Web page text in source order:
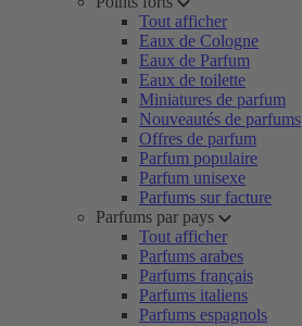
Tout afficher
Eaux de Cologne
Eaux de Parfum
Eaux de toilette
Miniatures de parfum
Nouveautés de parfums
Offres de parfum
Parfum populaire
Parfum unisexe
Parfums sur facture
Parfums par pays
Tout afficher
Parfums arabes
Parfums français
Parfums italiens
Parfums espagnols